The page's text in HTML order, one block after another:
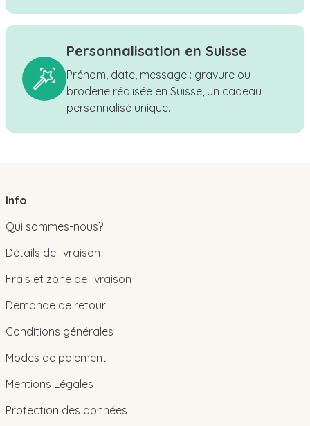
Personnalisation en Suisse
Prénom, date, message : gravure ou
broderie réalisée en Suisse, un cadeau
personnalisé unique.
Info
Qui sommes-nous?
Détails de livraison
Frais et zone de livraison
Demande de retour
Conditions générales
Modes de paiement
Mentions Légales
Protection des données